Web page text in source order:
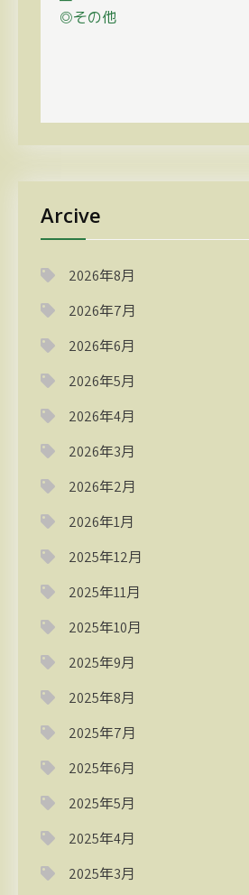
◎その他
Arcive
2026年8月
2026年7月
2026年6月
2026年5月
2026年4月
2026年3月
2026年2月
2026年1月
2025年12月
2025年11月
2025年10月
2025年9月
2025年8月
2025年7月
2025年6月
2025年5月
2025年4月
2025年3月